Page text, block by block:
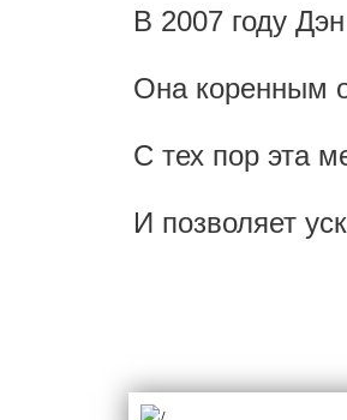
В 2007 году
Она коренным
С тех пор эта
И позволяет